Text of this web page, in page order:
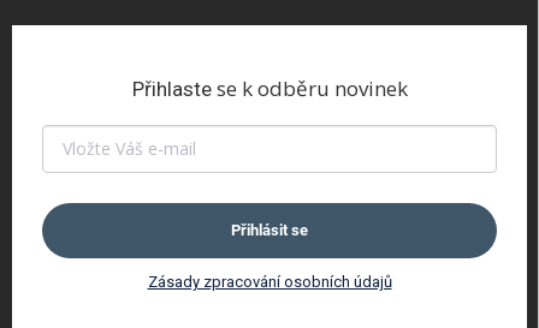
Přihlastese k odběru novinek
Přihlásit se
Zásady zpracování osobních údajů